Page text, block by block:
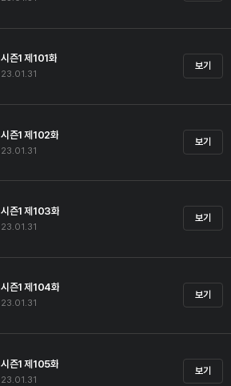
시즌1 제101화
23.01.31
보기
시즌1 제102화
23.01.31
보기
시즌1 제103화
23.01.31
보기
시즌1 제104화
23.01.31
보기
시즌1 제105화
23.01.31
보기